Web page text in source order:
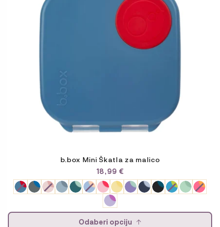
b.box Mini Škatla za malico
18,99 €
Odaberi opciju